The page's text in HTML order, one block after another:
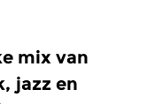
mix van
jazz en